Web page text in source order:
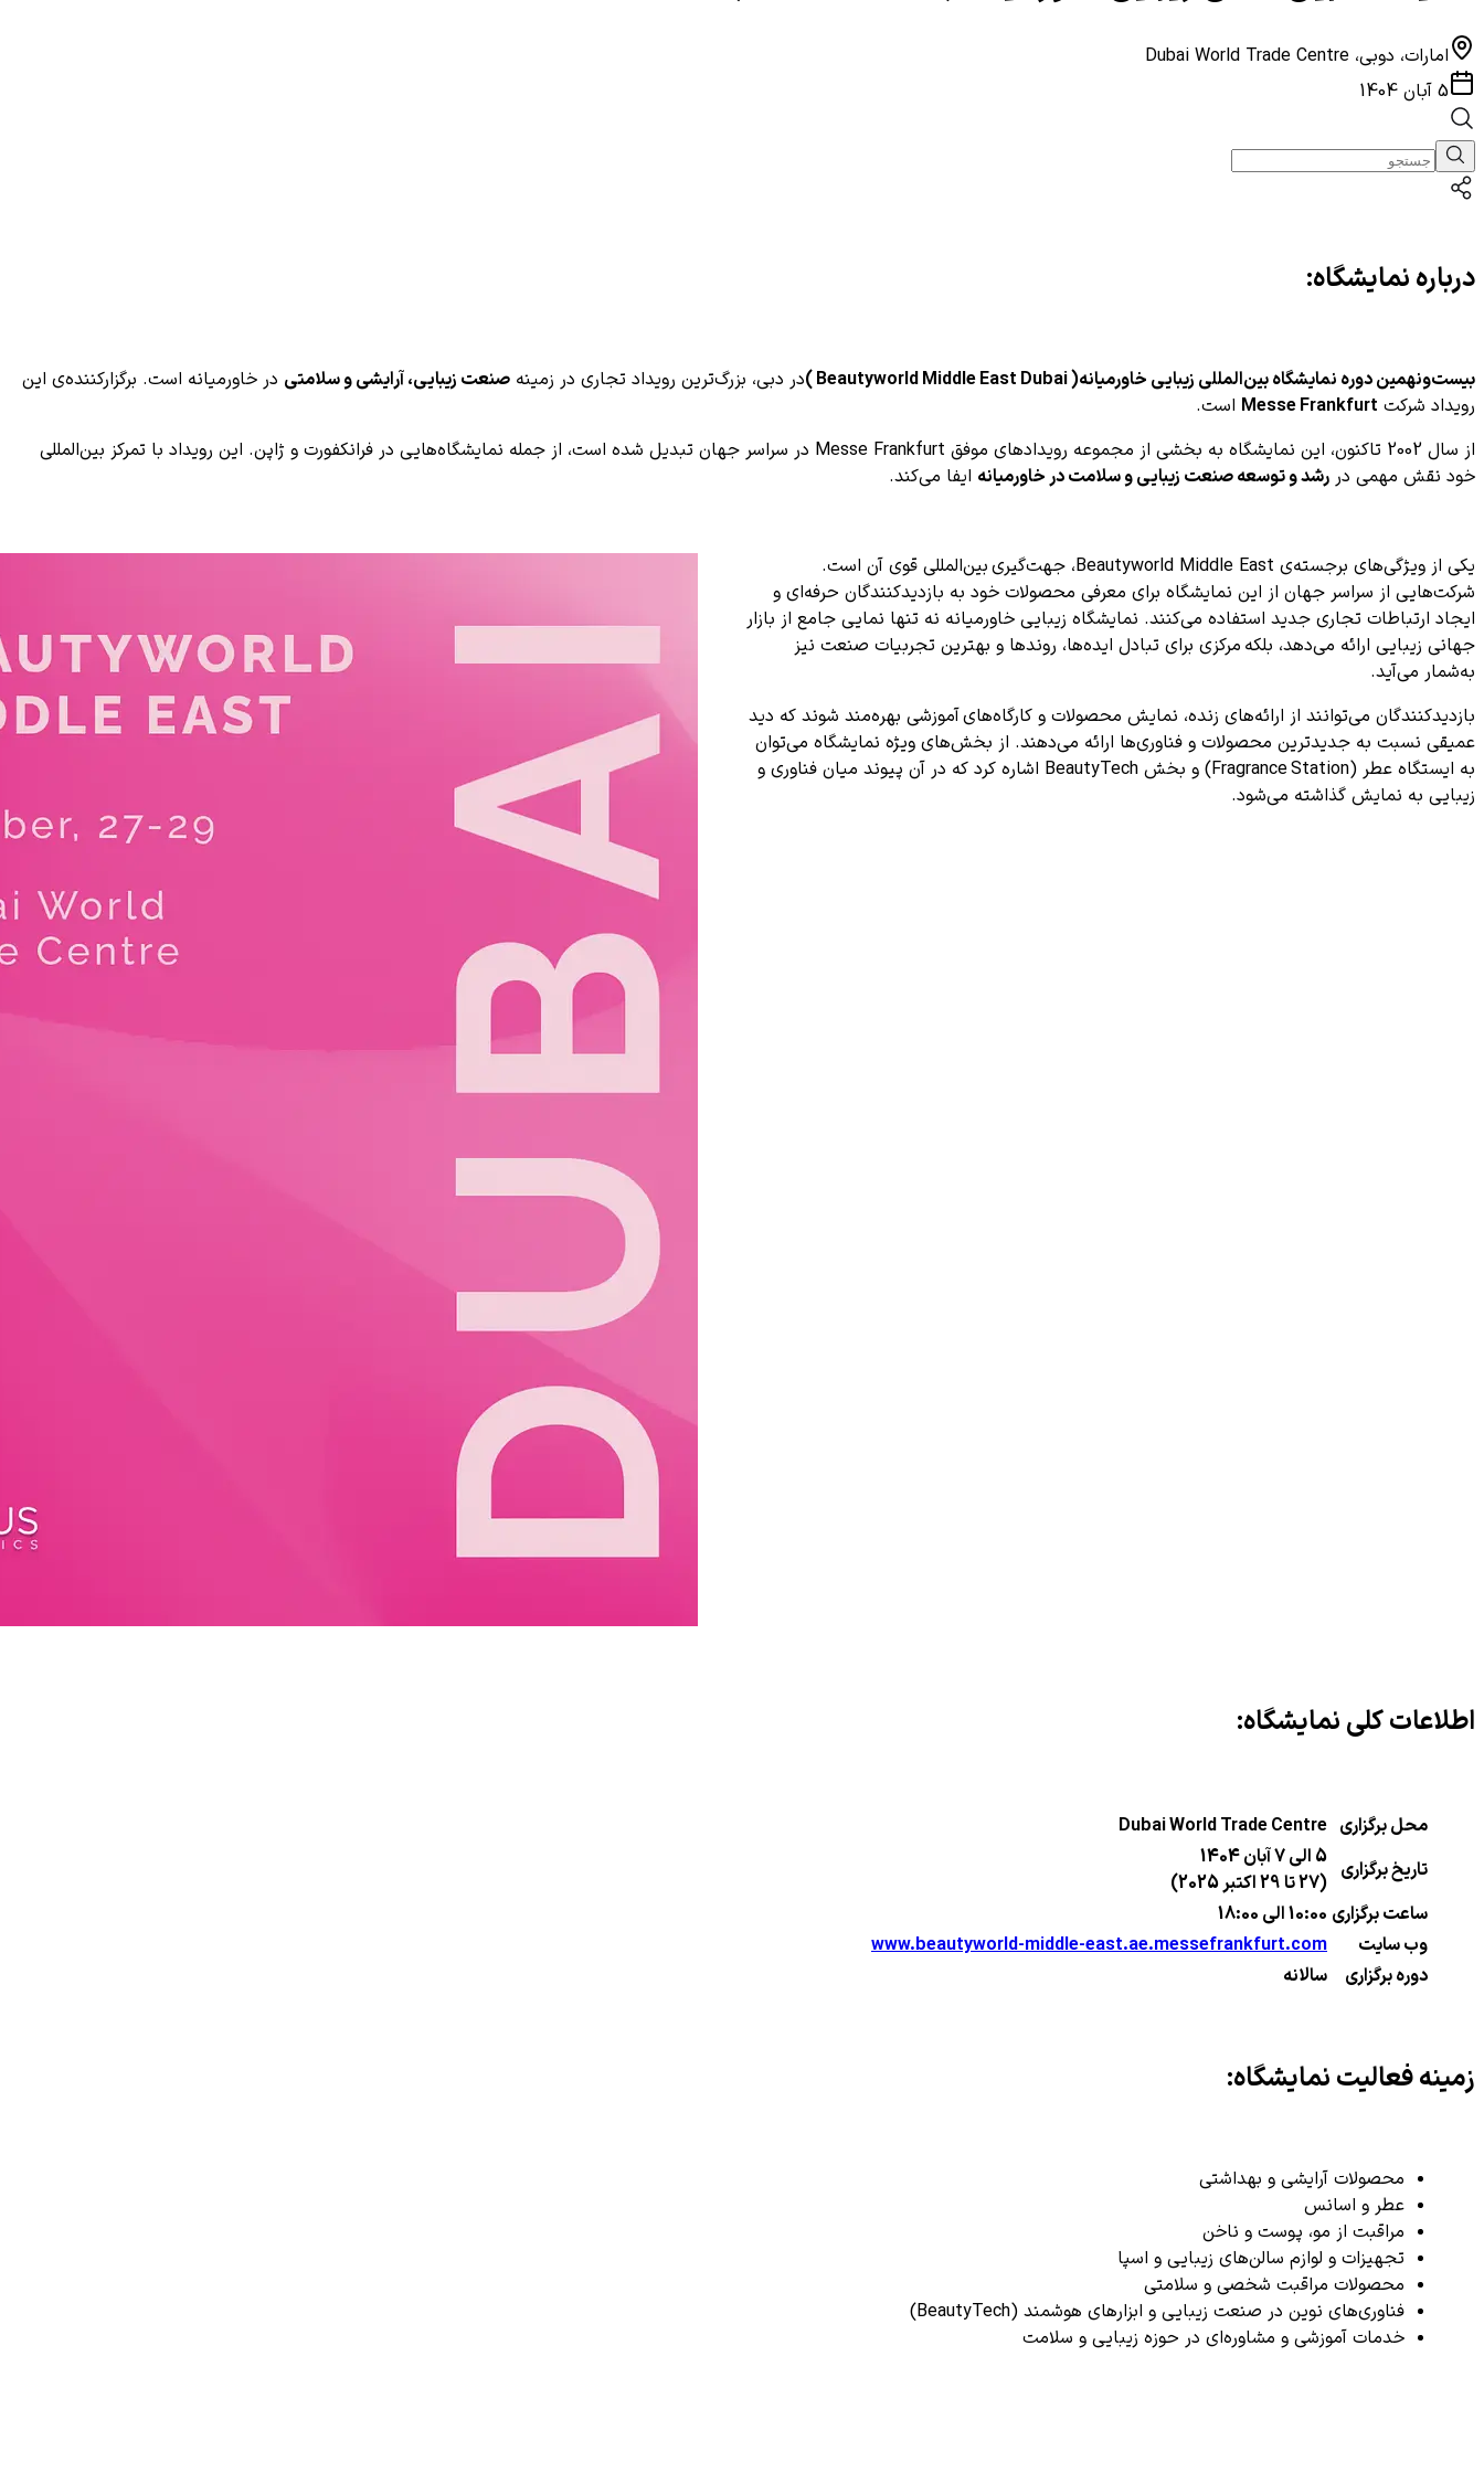
امارات، دوبی، Dubai World Trade Centre
5 آبان 1404
درباره نمایشگاه:
بیست‌ونهمین دوره نمایشگاه بین‌المللی زیبایی خاورمیانه( Beautyworld Middle East Dubai ) در دبی، بزرگ‌ترین رویداد تجاری در زمینه صنعت زیبایی، آرایشی و سلامتی در خاورمیانه است. برگزارکننده‌ی این
رویداد شرکت Messe Frankfurt است.
از سال 2002 تاکنون، این نمایشگاه به بخشی از مجموعه رویدادهای موفق Messe Frankfurt در سراسر جهان تبدیل شده است، از جمله نمایشگاه‌هایی در فرانکفورت و ژاپن. این رویداد با تمرکز بین‌المللی
خود نقش مهمی در رشد و توسعه صنعت زیبایی و سلامت در خاورمیانه ایفا می‌کند.
یکی از ویژگی‌های برجسته‌ی Beautyworld Middle East، جهت‌گیری
بین‌المللی قوی آن است.
شرکت‌هایی از سراسر جهان از این نمایشگاه برای معرفی محصولات خود به بازدیدکنندگان حرفه‌ای و
ایجاد ارتباطات تجاری جدید استفاده می‌کنند. نمایشگاه زیبایی خاورمیانه نه تنها نمایی جامع از بازار
جهانی زیبایی ارائه می‌دهد، بلکه مرکزی برای تبادل ایده‌ها، روندها و بهترین تجربیات صنعت نیز
به‌شمار می‌آید.
بازدیدکنندگان می‌توانند از ارائه‌های زنده، نمایش محصولات و کارگاه‌هایآموزشی بهره‌مند شوند که دید
عمیقی نسبت به جدیدترین محصولات و فناوری‌ها ارائه می‌دهند. از بخش‌های ویژه نمایشگاه می‌توان
به ایستگاه عطر (Fragrance
Station) و بخش BeautyTech اشاره کرد که در آن پیوند میان فناوری و
زیبایی به نمایش گذاشته می‌شود.
اطلاعات کلی نمایشگاه:
محل برگزاری Dubai World Trade Centre
تاریخ برگزاری 5 الی 7 آبان 1404
(27 تا 29 اکتبر 2025)
ساعت برگزاری 10:00 الی 18:00
وب سایت
www.beautyworld-middle-east.ae.messefrankfurt.com
دوره برگزاری
سالانه
زمینه‌ فعالیتنمایشگاه:
محصولات آرایشی و بهداشتی
عطر و اسانس
مراقبت از مو، پوست و ناخن
تجهیزات و لوازم سالن‌های زیبایی و اسپا
محصولات مراقبت شخصی و سلامتی
فناوری‌های نوین در صنعت زیبایی و ابزارهای هوشمند (BeautyTech)
خدمات آموزشی و مشاوره‌ای در حوزه زیبایی و سلامت